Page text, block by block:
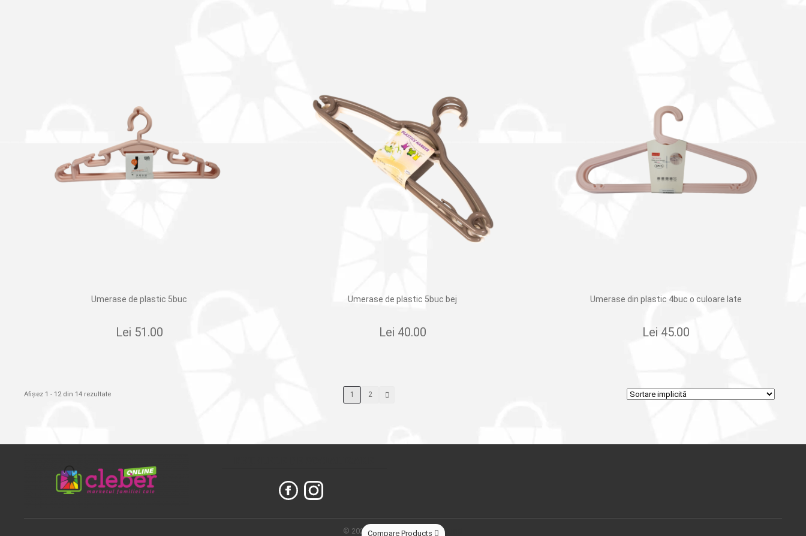
Umerase de plastic 5buc
Lei 51.00
Umerase de plastic 5buc bej
Lei 40.00
Umerase din plastic 4buc o culoare late
Lei 45.00
Afișez 1 - 12 din 14 rezultate 1 2
© 2026Сleber.Created byDits.md
Compare Products